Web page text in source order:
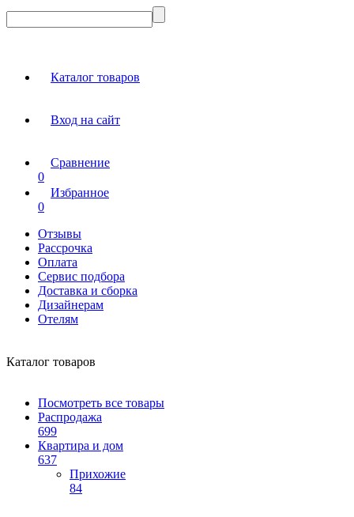
Каталог товаров
Вход на сайт
Сравнение
0
Избранное
0
Отзывы
Рассрочка
Оплата
Сервис подбора
Доставка и сборка
Дизайнерам
Отелям
Каталог товаров
Посмотреть все товары
Распродажа
699
Квартира и дом
637
Прихожие
84